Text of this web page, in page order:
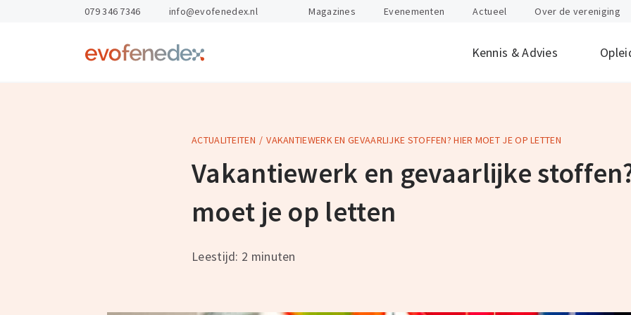
Return
Kennis & Advies
Kennis & Advies Gevaarlijke Stoffen
Internationaal
Juridisch
Arbo & veiligheid Btw Douane
Exportdocumenten Gevaarlijke stoffen Heftruck &
Magazijnen
079 346 7346 info@evofenedex.nl Magazines Evenementen Actueel Over de vereniging
ACTUALITEITEN VAKANTIEWERK EN GEVAARLIJKE STOFFEN? HIER MOET JE OP LETTEN
Vakantiewerk en gevaarlijke
moet je op letten
Leestijd: 2 minuten